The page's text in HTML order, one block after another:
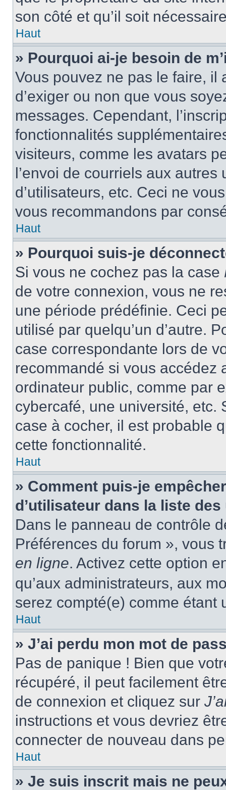
son côté et qu’il soit
Haut
» Pourquoi ai-je besoin de
Vous pouvez ne pas le faire, il
d’exiger ou non que vous
messages. Cependant,
fonctionnalités
visiteurs, comme les avatars
l’envoi de courriels aux
d’utilisateurs, etc. Ceci ne
vous recommandons par
Haut
» Pourquoi suis-je
Si vous ne cochez pas la case
de votre connexion, vous ne
une période prédéfinie. Ceci
utilisé par quelqu’un d’autre.
case correspondante lors de
recommandé si vous accédez
ordinateur public, comme par
cybercafé, une université, etc.
case à cocher, il est probable
cette fonctionnalité.
Haut
» Comment puis-je
d’utilisateur dans la liste
Dans le panneau de contrôle
Préférences du forum », vous
en ligne. Activez cette option
qu’aux administrateurs, aux
serez compté(e) comme étant
Haut
» J’ai perdu mon mot de
Pas de panique ! Bien que
récupéré, il peut facilement
de connexion et cliquez sur
instructions et vous devriez
connecter de nouveau dans
Haut
» Je suis inscrit mais ne